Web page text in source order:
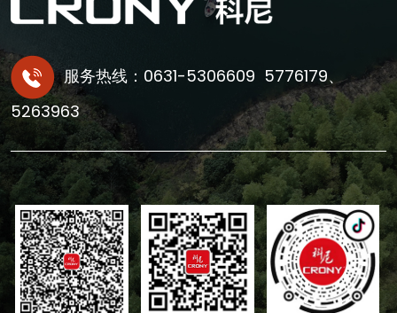
服务热线：0631-5306609 5776179、
5263963